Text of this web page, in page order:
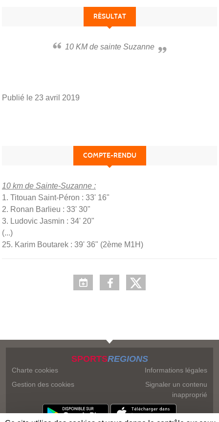
RÉSULTAT
10 KM de sainte Suzanne
Publié le 23 avril 2019
COMPTE-RENDU
10 km de Sainte-Suzanne :
1. Titouan Saint-Péron : 33' 16"
2. Ronan Barlieu : 33' 30"
3. Ludovic Jasmin : 34' 20"
(...)
25. Karim Boutarek : 39' 36" (2ème M1H)
SPORTSREGIONS
Charte cookies
Gestion des cookies
Informations légales
Signaler un contenu
inapproprié